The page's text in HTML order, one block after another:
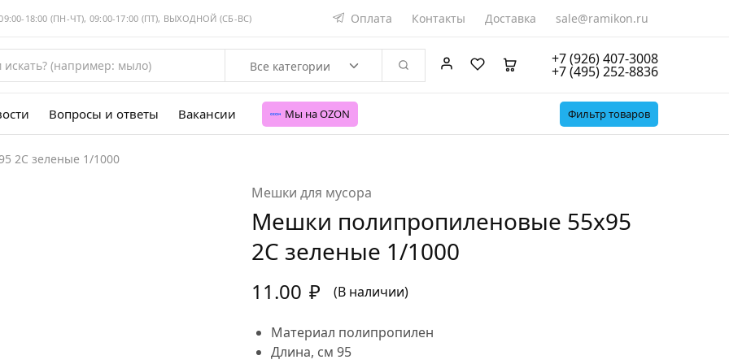
18:00 (ПН-ЧТ), 09:00-17:00 (ПТ), ВЫХОДНОЙ (СБ-ВС) Оплата Контакты Доставка sale@ramikon.ru
Все категории +7 (926) 407-3008
+7 (495) 252-8836
Вопросы и ответы Вакансии Мы на OZON Фильтр товаров
2С зеленые 1/1000
Мешки для мусора
Мешки полипропиленовые 55х95
2С зеленые 1/1000
11.00 ₽ (В наличии)
Материал полипропилен
Длина, см 95